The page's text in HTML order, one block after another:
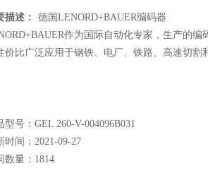
描述：
德国LENORD+BAUER编码器
作为国际自动化专家，生产的编
价比广泛应用于钢铁、电厂、铁路、高速切割
型号：GEL 260-V-004096B031
时间：2021-09-27
数量：1814